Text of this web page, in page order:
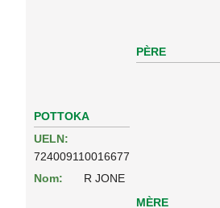
POTTOKA
UELN:
724009110016677
Nom:
R JONE
PÈRE
MÈRE